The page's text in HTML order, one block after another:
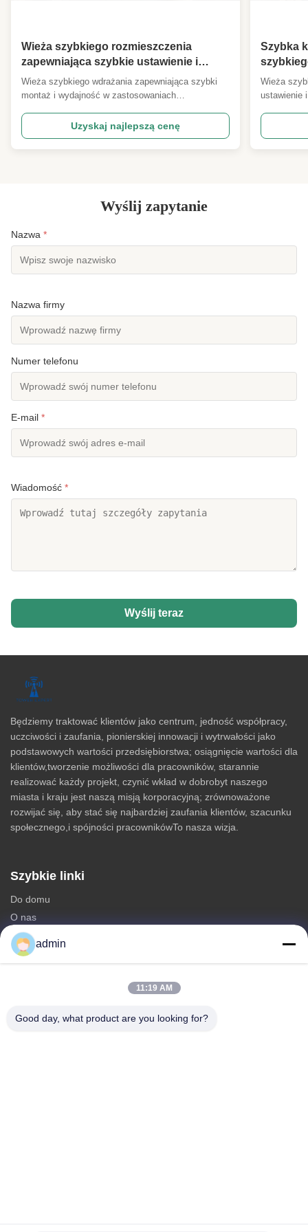
Wieża szybkiego rozmieszczenia
zapewniająca szybkie ustawienie i
wydajność w telekomunikacji i
transmisji elektrycznej
Wieża szybkiego wdrażania zapewniająca szybki
montaż i wydajność w zastosowaniach
Nr Opis Szczegółowa specyfikacja i główne
parametry projektowe 1 Kod projektowy
ANSI/TIA222G,H lub norma europejska i inne 2
Uzyskaj najlepszą cenę
Szybka
Wieża
ustawienie
główne
ANSI/
Wyślij zapytanie
Nazwa *
Nazwa firmy
Numer telefonu
E-mail *
Wiadomość *
Wyślij teraz
Będziemy traktować klientów jako centrum, jedność współpracy,
uczciwości i zaufania, pionierskiej innowacji i wytrwałości jako
podstawowych wartości przedsiębiorstwa; osiągnięcie wartości dla
klientów,tworzenie możliwości dla pracowników, starannie
realizować każdy projekt, czynić wkład w dobrobyt naszego
miasta i kraju jest naszą misją korporacyjną; zrównoważone
rozwijać się, aby stać się najbardziej zaufania klientów, szacunku
społecznego,i spójności pracownikówTo nasza wizja.
Szybkie linki
Do domu
O nas
produkty
Skontaktuj się z nami
trójkątna wieża antenowa
admin
11:19 AM
Good day, what product are you looking for?